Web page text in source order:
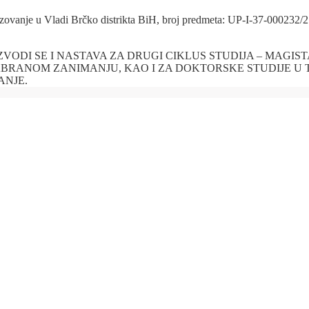
u Vladi Brčko distrikta BiH, broj predmeta: UP-I-37-
SE I NASTAVA ZA DRUGI CIKLUS STUDIJA –
ZANIMANJU, KAO I ZA DOKTORSKE STUDIJE U